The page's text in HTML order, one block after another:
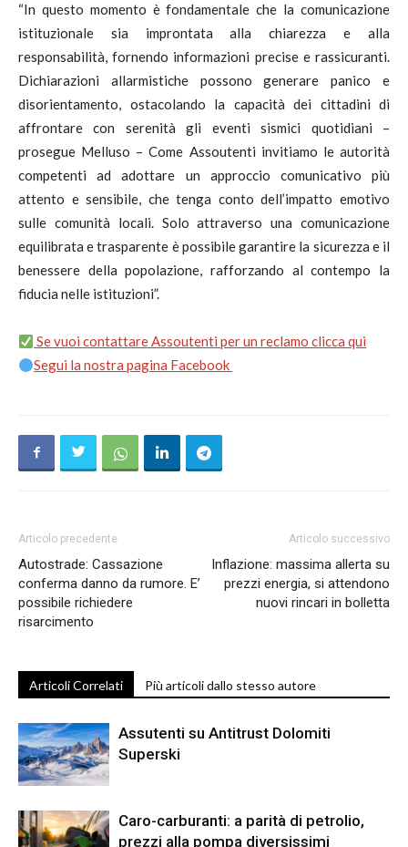
“In questo momento è fondamentale che la comunicazione
istituzionale sia improntata alla chiarezza e alla
responsabilità, fornendo informazioni precise e rassicuranti.
Dichiarazioni allarmistiche possono generare panico e
disorientamento, ostacolando la capacità dei cittadini di
affrontare con serenità gli eventi sismici quotidiani –
prosegue Melluso – Come Assoutenti invitiamo le autorità
competenti ad adottare un approccio comunicativo più
attento e sensibile, che tenga conto dell’impatto emotivo
sulle comunità locali. Solo attraverso una comunicazione
equilibrata e trasparente è possibile garantire la sicurezza e il
benessere della popolazione, rafforzando al contempo la
fiducia nelle istituzioni”.
Se vuoi contattare Assoutenti per un reclamo clicca qui
Segui la nostra pagina Facebook
Articolo precedente
Autostrade: Cassazione
conferma danno da rumore. E’
possibile richiedere
risarcimento
Articolo successivo
Inflazione: massima allerta su
prezzi energia, si attendono
nuovi rincari in bolletta
Articoli Correlati Più articoli dallo stesso autore
Assutenti su Antitrust Dolomiti
Superski
Caro-carburanti: a parità di petrolio,
prezzi alla pompa diversissimi